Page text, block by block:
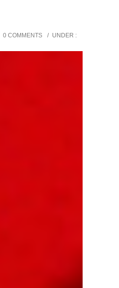
0 COMMENTS / UNDER :